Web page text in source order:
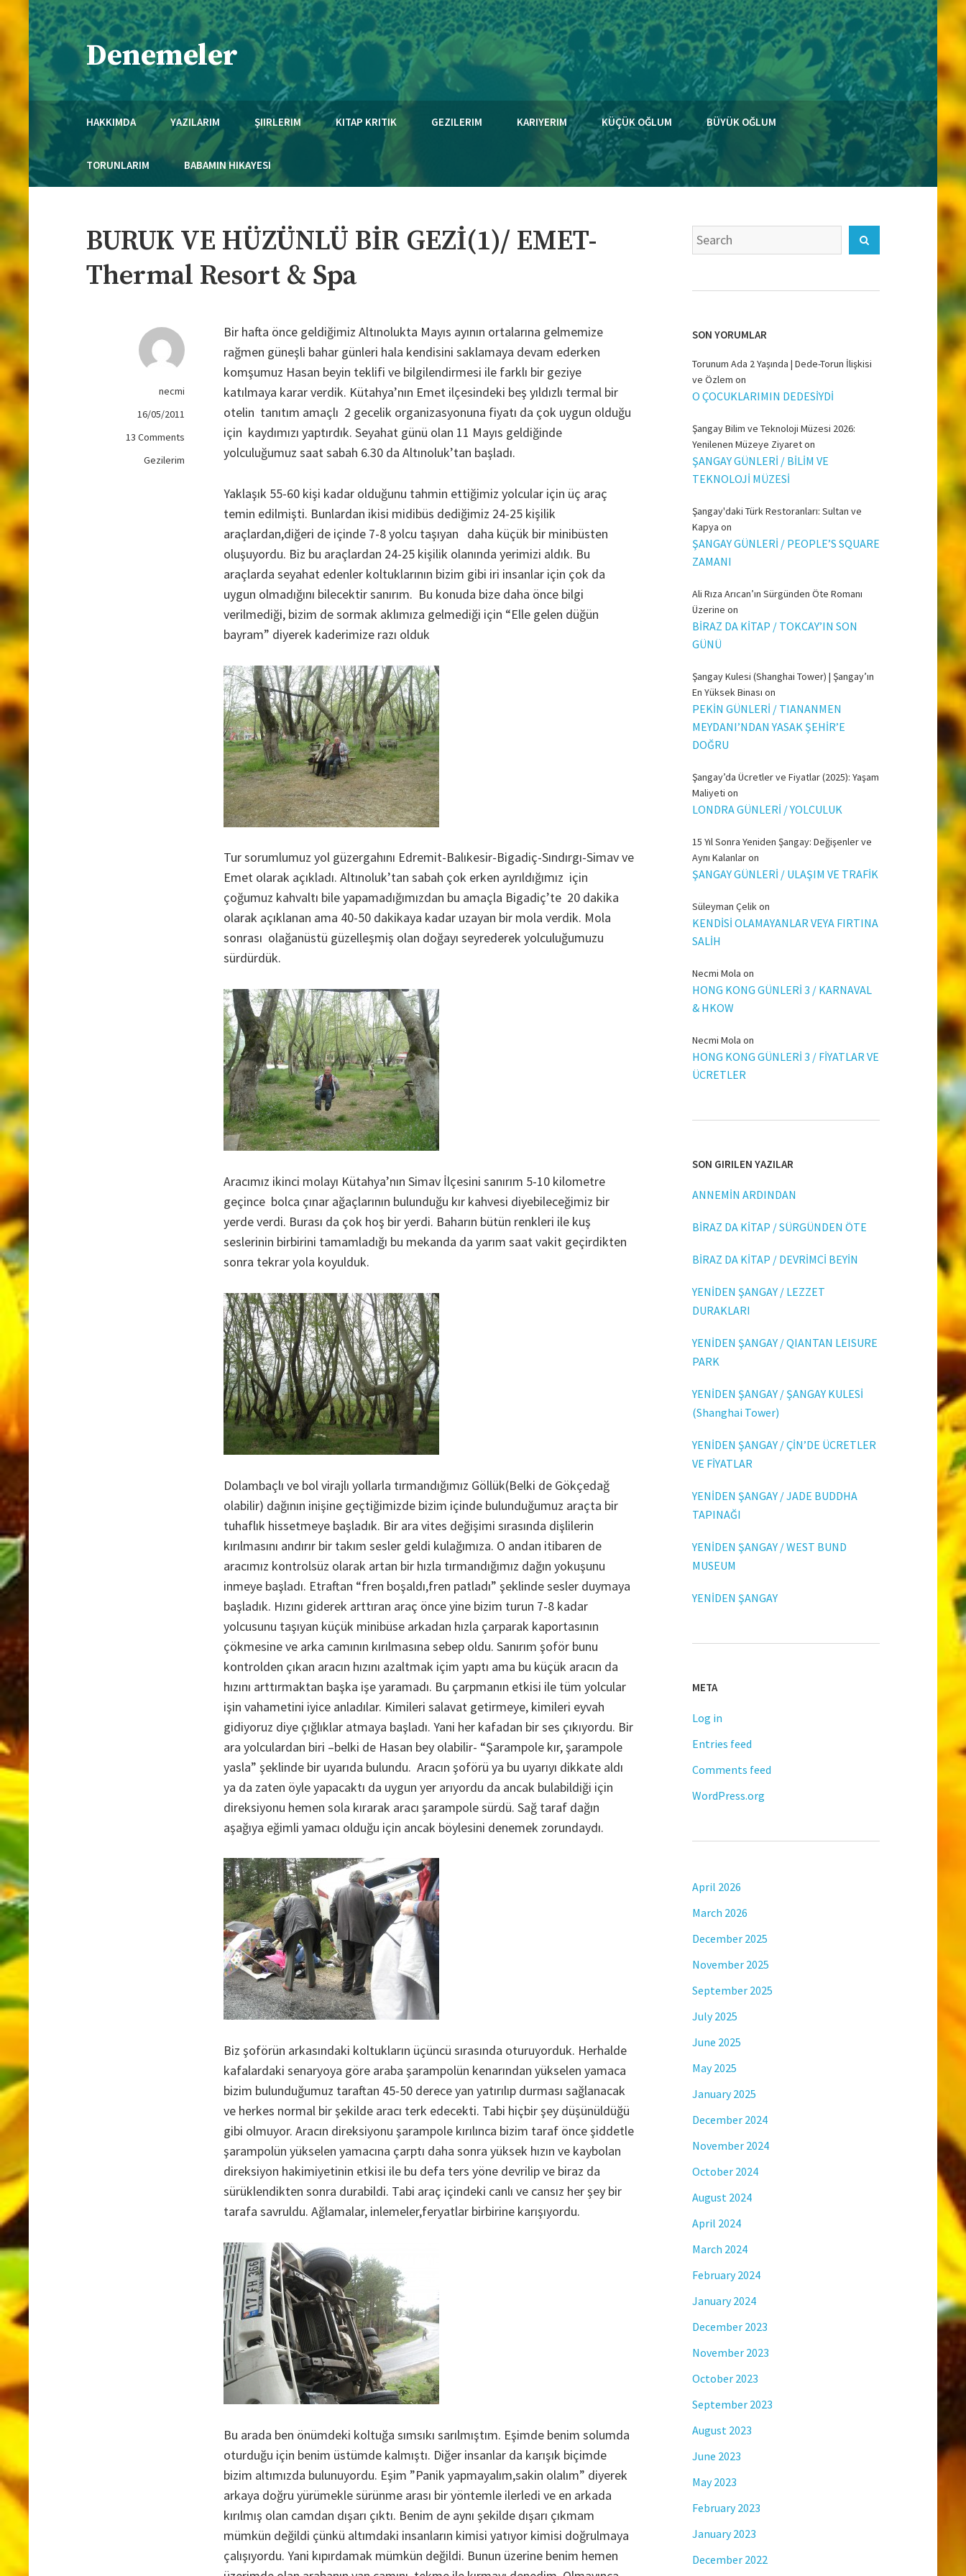
Skip
to
content
Denemeler
Necmi Mola'nın Kaleminden..
HAKKIMDA YAZILARIM ŞIIRLERIM KITAP KRITIK GEZILERIM KARIYERIM KÜÇÜK OĞLUM BÜYÜK OĞLUM
TORUNLARIM BABAMIN HIKAYESI
BURUK VE HÜZÜNLÜ BİR GEZİ(1)/ EMET-
Thermal Resort & Spa
necmi
16/05/2011
13 Comments
Gezilerim
Bir hafta önce geldiğimiz Altınolukta Mayıs ayının ortalarına gelmemize
rağmen güneşli bahar günleri hala kendisini saklamaya devam ederken
komşumuz Hasan beyin teklifi ve bilgilendirmesi ile farklı bir geziye
katılmaya karar verdik. Kütahya’nın Emet ilçesindeki beş yıldızlı termal bir
otelin tanıtım amaçlı 2 gecelik organizasyonuna fiyatı da çok uygun olduğu
için kaydımızı yaptırdık. Seyahat günü olan 11 Mayıs geldiğinde
yolculuğumuz saat sabah 6.30 da Altınoluk’tan başladı.
Yaklaşık 55-60 kişi kadar olduğunu tahmin ettiğimiz yolcular için üç araç
temin edilmişti. Bunlardan ikisi midibüs dediğimiz 24-25 kişilik
araçlardan,diğeri de içinde 7-8 yolcu taşıyan daha küçük bir minibüsten
oluşuyordu. Biz bu araçlardan 24-25 kişilik olanında yerimizi aldık. Bu
araçlarda seyahat edenler koltuklarının bizim gibi iri insanlar için çok da
uygun olmadığını bilecektir sanırım. Bu konuda bize daha önce bilgi
verilmediği, bizim de sormak aklımıza gelmediği için “Elle gelen düğün
bayram” diyerek kaderimize razı olduk
Tur sorumlumuz yol güzergahını Edremit-Balıkesir-Bigadiç-Sındırgı-Simav ve
Emet olarak açıkladı. Altınoluk’tan sabah çok erken ayrıldığımız için
çoğumuz kahvaltı bile yapamadığımızdan bu amaçla Bigadiç’te 20 dakika
olarak açıklanan ama 40-50 dakikaya kadar uzayan bir mola verdik. Mola
sonrası olağanüstü güzelleşmiş olan doğayı seyrederek yolculuğumuzu
sürdürdük.
Aracımız ikinci molayı Kütahya’nın Simav İlçesini sanırım 5-10 kilometre
geçince bolca çınar ağaçlarının bulunduğu kır kahvesi diyebileceğimiz bir
yerde verdi. Burası da çok hoş bir yerdi. Baharın bütün renkleri ile kuş
seslerinin birbirini tamamladığı bu mekanda da yarım saat vakit geçirdikten
sonra tekrar yola koyulduk.
Dolambaçlı ve bol virajlı yollarla tırmandığımız Göllük(Belki de Gökçedağ
olabilir) dağının inişine geçtiğimizde bizim içinde bulunduğumuz araçta bir
tuhaflık hissetmeye başladık. Bir ara vites değişimi sırasında dişlilerin
kırılmasını andırır bir takım sesler geldi kulağımıza. O andan itibaren de
aracımız kontrolsüz olarak artan bir hızla tırmandığımız dağın yokuşunu
inmeye başladı. Etraftan “fren boşaldı,fren patladı” şeklinde sesler duymaya
başladık. Hızını giderek arttıran araç önce yine bizim turun 7-8 kadar
yolcusunu taşıyan küçük minibüse arkadan hızla çarparak kaportasının
çökmesine ve arka camının kırılmasına sebep oldu. Sanırım şoför bunu
kontrolden çıkan aracın hızını azaltmak içim yaptı ama bu küçük aracın da
hızını arttırmaktan başka işe yaramadı. Bu çarpmanın etkisi ile tüm yolcular
işin vahametini iyice anladılar. Kimileri salavat getirmeye, kimileri eyvah
gidiyoruz diye çığlıklar atmaya başladı. Yani her kafadan bir ses çıkıyordu. Bir
ara yolculardan biri –belki de Hasan bey olabilir- “Şarampole kır, şarampole
yasla” şeklinde bir uyarıda bulundu. Aracın şoförü ya bu uyarıyı dikkate aldı
ya da zaten öyle yapacaktı da uygun yer arıyordu da ancak bulabildiği için
direksiyonu hemen sola kırarak aracı şarampole sürdü. Sağ taraf dağın
aşağıya eğimli yamacı olduğu için ancak böylesini denemek zorundaydı.
Biz şoförün arkasındaki koltukların üçüncü sırasında oturuyorduk. Herhalde
kafalardaki senaryoya göre araba şarampolün kenarından yükselen yamaca
bizim bulunduğumuz taraftan 45-50 derece yan yatırılıp durması sağlanacak
ve herkes normal bir şekilde aracı terk edecekti. Tabi hiçbir şey düşünüldüğü
gibi olmuyor. Aracın direksiyonu şarampole kırılınca bizim taraf önce şiddetle
şarampolün yükselen yamacına çarptı daha sonra yüksek hızın ve kaybolan
direksiyon hakimiyetinin etkisi ile bu defa ters yöne devrilip ve biraz da
sürüklendikten sonra durabildi. Tabi araç içindeki canlı ve cansız her şey bir
tarafa savruldu. Ağlamalar, inlemeler,feryatlar birbirine karışıyordu.
Bu arada ben önümdeki koltuğa sımsıkı sarılmıştım. Eşimde benim solumda
oturduğu için benim üstümde kalmıştı. Diğer insanlar da karışık biçimde
bizim altımızda bulunuyordu. Eşim ”Panik yapmayalım,sakin olalım” diyerek
arkaya doğru yürümekle sürünme arası bir yöntemle ilerledi ve en arkada
kırılmış olan camdan dışarı çıktı. Benim de aynı şekilde dışarı çıkmam
mümkün değildi çünkü altımdaki insanların kimisi yatıyor kimisi doğrulmaya
çalışıyordu. Yani kıpırdamak mümkün değildi. Bunun üzerine benim hemen
Search
for:
SON YORUMLAR
Torunum Ada 2 Yaşında | Dede-Torun İlişkisi
ve Özlem on
O ÇOCUKLARIMIN DEDESİYDİ
Şangay Bilim ve Teknoloji Müzesi 2026:
Yenilenen Müzeye Ziyareton
ŞANGAY GÜNLERİ / BİLİM VE
TEKNOLOJİ MÜZESİ
Şangay'daki Türk Restoranları: Sultan ve
Kapya on
ŞANGAY GÜNLERİ / PEOPLE’S SQUARE
ZAMANI
Ali Rıza Arıcan’ın Sürgünden Öte Romanı
Üzerine on
BİRAZ DA KİTAP / TOKCAY’IN SON
GÜNÜ
Şangay Kulesi (Shanghai Tower) | Şangay’ın
En Yüksek Binası on
PEKİN GÜNLERİ / TIANANMEN
MEYDANI’NDAN YASAK ŞEHİR’E
DOĞRU
Şangay’da Ücretler ve Fiyatlar (2025): Yaşam
Maliyeti on
LONDRA GÜNLERİ / YOLCULUK
15 Yıl Sonra Yeniden Şangay: Değişenler ve
Aynı Kalanlaron
ŞANGAY GÜNLERİ / ULAŞIM VE TRAFİK
Süleyman Çelikon
KENDİSİ OLAMAYANLAR VEYA FIRTINA
SALİH
Necmi Mola on
HONG KONG GÜNLERİ 3 / KARNAVAL
& HKOW
Necmi Mola on
HONG KONG GÜNLERİ 3 / FİYATLAR VE
ÜCRETLER
SON GIRILEN YAZILAR
ANNEMİN ARDINDAN
BİRAZ DA KİTAP / SÜRGÜNDEN ÖTE
BİRAZ DA KİTAP / DEVRİMCİ BEYİN
YENİDEN ŞANGAY / LEZZET
DURAKLARI
YENİDEN ŞANGAY / QIANTAN LEISURE
PARK
YENİDEN ŞANGAY / ŞANGAY KULESİ
(Shanghai Tower)
YENİDEN ŞANGAY / ÇİN’DE ÜCRETLER
VE FİYATLAR
YENİDEN ŞANGAY / JADE BUDDHA
TAPINAĞI
YENİDEN ŞANGAY / WEST BUND
MUSEUM
YENİDEN ŞANGAY
META
Log in
Entries feed
Comments feed
WordPress.org
April 2026
March 2026
December 2025
November 2025
September 2025
July 2025
June 2025
May 2025
January 2025
December 2024
November 2024
October 2024
August 2024
April 2024
March 2024
February 2024
January 2024
December 2023
November 2023
October 2023
September 2023
August 2023
June 2023
May 2023
February 2023
January 2023
December 2022